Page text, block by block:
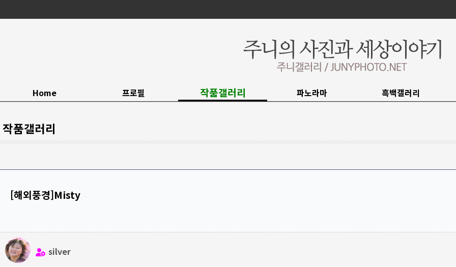
Home 프로필 작품갤러리 파노라마 흑백갤러리
작품갤러리
[해외풍경]Misty
silver